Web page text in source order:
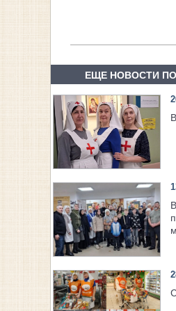
ЕЩЕ НОВОСТИ